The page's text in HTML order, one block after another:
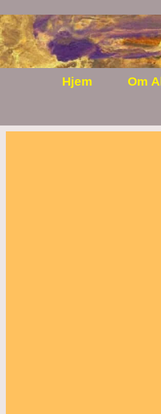
Hjem Om